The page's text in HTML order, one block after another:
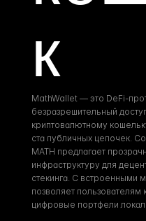
к
MathWallet — это DeFi-
безразрешительный
криптовалютному
ста публичных цепочек.
MATH предлагает
инфраструктуру для
стекинга. С встроенными
позволяет пользователям
цифровые портфели